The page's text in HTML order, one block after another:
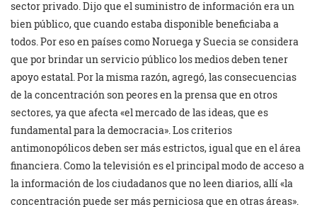
sector privado. Dijo que el suministro de información era un
bien público, que cuando estaba disponible beneficiaba a
todos. Por eso en países como Noruega y Suecia se considera
que por brindar un servicio público los medios deben tener
apoyo estatal. Por la misma razón, agregó, las consecuencias
de la concentración son peores en la prensa que en otros
sectores, ya que afecta «el mercado de las ideas, que es
fundamental para la democracia». Los criterios
antimonopólicos deben ser más estrictos, igual que en el área
financiera. Como la televisión es el principal modo de acceso a
la información de los ciudadanos que no leen diarios, allí «la
concentración puede ser más perniciosa que en otras áreas».